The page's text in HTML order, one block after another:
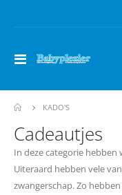
Toggle
KADO'S
Cadeautjes
In deze categorie hebben
Uiteraard hebben vele
zwangerschap. Zo